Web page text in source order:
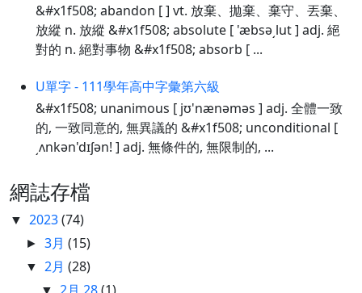
&#x1f508; abandon [ ] vt. 放棄、拋棄、棄守、丟棄、
放縱 n. 放縱 &#x1f508; absolute [ 'æbsə͵lut ] adj. 絕
對的 n. 絕對事物 &#x1f508; absorb [ ...
U單字 - 111學年高中字彙第六級
&#x1f508; unanimous [ jʊ'nænəməs ] adj. 全體一致
的, 一致同意的, 無異議的 &#x1f508; unconditional [
͵ʌnkən'dɪʃən! ] adj. 無條件的, 無限制的, ...
網誌存檔
▼ 2023(74)
►3月(15)
▼ 2月(28)
▼